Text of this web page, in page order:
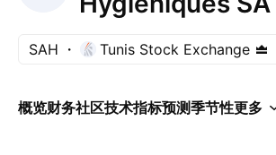
SAH Tunis Stock Exchange
概览财务社区技术指标预测季节性更多